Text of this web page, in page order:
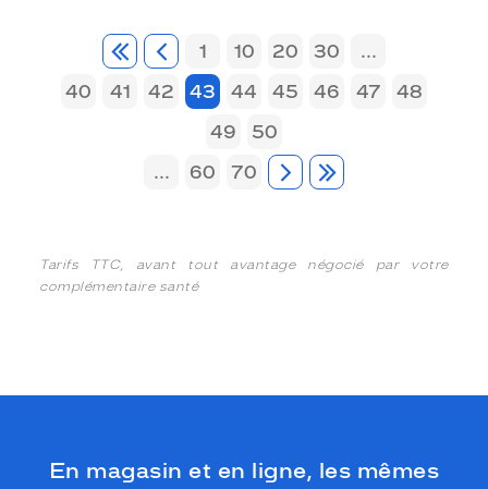
1 10 20 30
...
40
41 42 43 44 45 46 47
48
49
50
...
60 70
Tarifs TTC, avant tout avantage négocié par votre
complémentaire santé
En magasin et en ligne, les mêmes